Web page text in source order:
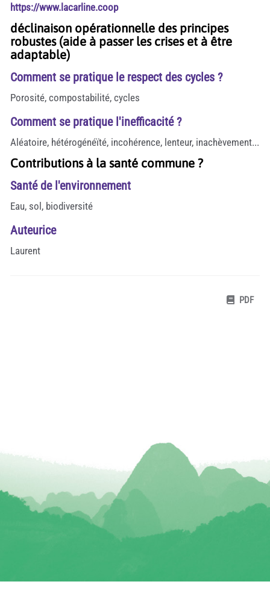
https://www.lacarline.coop
déclinaison opérationnelle des principes
robustes (aide à passer les crises et à être
adaptable)
Comment se pratique le respect des cycles ?
Porosité, compostabilité, cycles
Comment se pratique l'inefficacité ?
Aléatoire, hétérogénéïté, incohérence, lenteur, inachèvement...
Contributions à la santé commune ?
Santé de l'environnement
Eau, sol, biodiversité
Auteurice
Laurent
PDF